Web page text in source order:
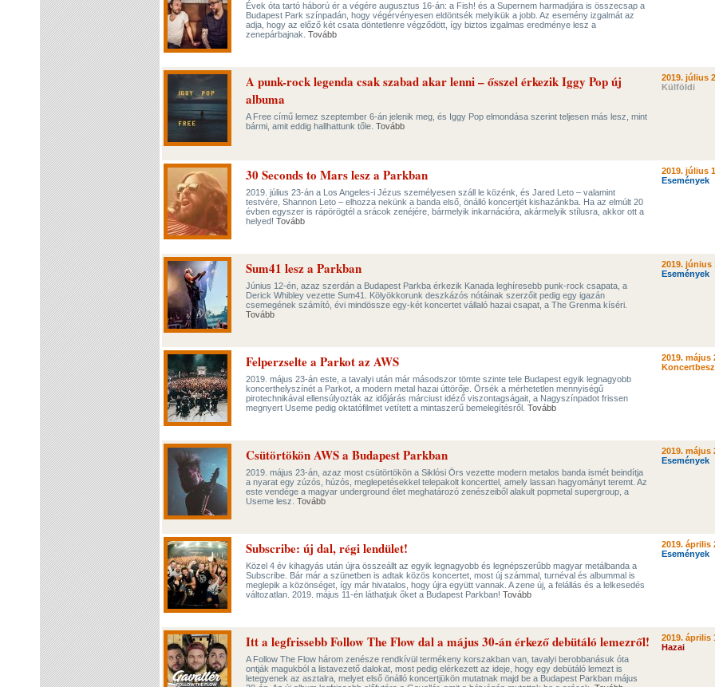
Évek óta tartó háború ér a végére augusztus 16-án: a Fish! és a Supernem harmadjára is összecsap a
Budapest Park színpadán, hogy végérvényesen eldöntsék melyikük a jobb. Az esemény izgalmát az
adja, hogy az előző két csata döntetlenre végződött, így biztos izgalmas eredménye lesz a
zenepárbajnak. Tovább
A punk-rock legenda csak szabad akar lenni – ősszel érkezik Iggy Pop új
albuma
A Free című lemez szeptember 6-án jelenik meg, és Iggy Pop elmondása szerint teljesen más lesz, mint
bármi, amit eddig hallhattunk tőle. Tovább
2019. július
Külföldi
30 Seconds to Mars lesz a Parkban
2019. július 23-án a Los Angeles-i Jézus személyesen száll le közénk, és Jared Leto – valamint
testvére, Shannon Leto – elhozza nekünk a banda első, önálló koncertjét kishazánkba. Ha az elmúlt 20
évben egyszer is rápörögtél a srácok zenéjére, bármelyik inkarnációra, akármelyik stílusra, akkor ott a
helyed! Tovább
2019. július
Események
Sum41 lesz a Parkban
Június 12-én, azaz szerdán a Budapest Parkba érkezik Kanada leghíresebb punk-rock csapata, a
Derick Whibley vezette Sum41. Kölyökkorunk deszkázós nótáinak szerzőit pedig egy igazán
csemegének számító, évi mindössze egy-két koncertet vállaló hazai csapat, a The Grenma kíséri.
Tovább
2019. június
Események
Felperzselte a Parkot az AWS
2019. május 23-án este, a tavalyi után már másodszor tömte szinte tele Budapest egyik legnagyobb
koncerthelyszínét a Parkot, a modern metal hazai úttörője. Örsék a mérhetetlen mennyiségű
pirotechnikával ellensúlyozták az időjárás márciust idéző viszontagságait, a Nagyszínpadot frissen
megnyert Useme pedig oktatófilmet vetített a mintaszerű bemelegítésről. Tovább
2019. május
Csütörtökön AWS a Budapest Parkban
2019. május 23-án, azaz most csütörtökön a Siklósi Örs vezette modern metalos banda ismét beindítja
a nyarat egy zúzós, húzós, meglepetésekkel telepakolt koncerttel, amely lassan hagyományt teremt. Az
este vendége a magyar underground élet meghatározó zenészeiből alakult popmetal supergroup, a
Useme lesz. Tovább
2019. május
Események
Subscribe: új dal, régi lendület!
Közel 4 év kihagyás után újra összeállt az egyik legnagyobb és legnépszerűbb magyar metálbanda a
Subscribe. Bár már a szünetben is adtak közös koncertet, most új számmal, turnéval és albummal is
meglepik a közönséget, így már hivatalos, hogy újra együtt vannak. A zene új, a felállás és a lelkesedés
változatlan. 2019. május 11-én láthatjuk őket a Budapest Parkban! Tovább
2019. április
Események
Itt a legfrissebb Follow The Flow dal a május 30-án érkező debütáló lemezről!
A Follow The Flow három zenésze rendkívül termékeny korszakban van, tavalyi berobbanásuk óta
ontják magukból a listavezető dalokat, most pedig elérkezett az ideje, hogy egy debütáló lemezt is
letegyenek az asztalra, melyet első önálló koncertjükön mutatnak majd be a Budapest Parkban május
2019. április
Hazai